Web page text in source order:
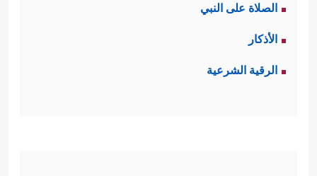
الصلاة على النبي
الأذكار
الرقية الشرعية